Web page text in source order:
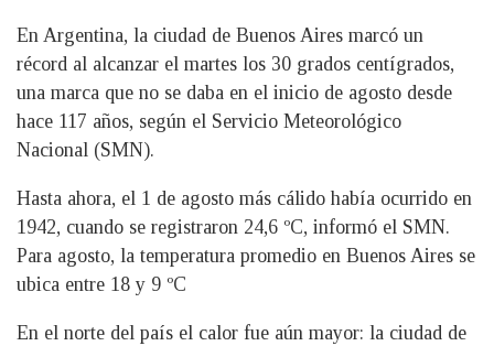
En Argentina, la ciudad de Buenos Aires marcó un
récord al alcanzar el martes los 30 grados centígrados,
una marca que no se daba en el inicio de agosto desde
hace 117 años, según el Servicio Meteorológico
Nacional (SMN).
Hasta ahora, el 1 de agosto más cálido había ocurrido en
1942, cuando se registraron 24,6 ºC, informó el SMN.
Para agosto, la temperatura promedio en Buenos Aires se
ubica entre 18 y 9 ºC
En el norte del país el calor fue aún mayor: la ciudad de